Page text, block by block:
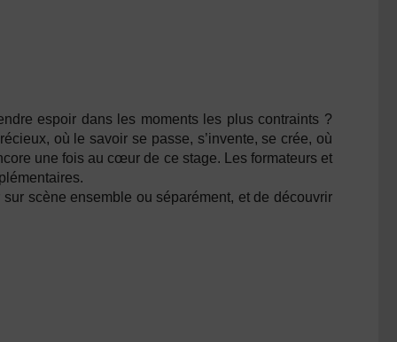
espoir dans les moments les plus contraints ?
où le savoir se passe, s’invente, se crée, où
une fois au cœur de ce stage. Les formateurs et
scène ensemble ou séparément, et de découvrir